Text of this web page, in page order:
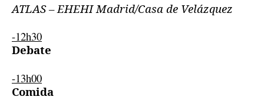
ATLAS – EHEHI Madrid/Casa de Velázquez
-12h30
Debate
-13h00
Comida